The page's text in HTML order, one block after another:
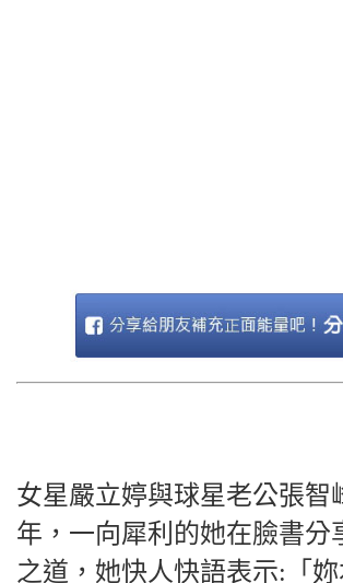
女星嚴立婷與球星老公張智
年，一向犀利的她在臉書分
之道，她快人快語表示:「